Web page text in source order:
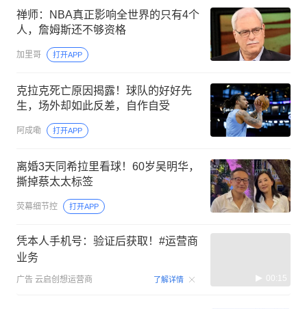
禅师：NBA真正影响全世界的只有4个
人，詹姆斯还不够资格
加里哥 打开APP
克拉克死亡原因揭露！球队的好好先
生，场外却如此反差，自作自受
阿成嘞 打开APP
离婚3天同希拉里看球！60岁吴明华，
撕掉蔡太太标签
荧幕细节控 打开APP
凭本人手机号：验证后获取！#运营商
业务
广告 云启创想运营商 了解详情 00:15